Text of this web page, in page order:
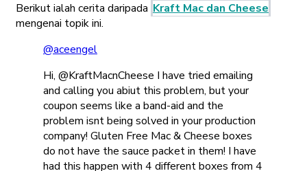
Berikut ialah cerita daripada Kraft Mac dan Cheese
mengenai topik ini.
@aceengel
Hi, @KraftMacnCheese I have tried emailing
and calling you abiut this problem, but your
coupon seems like a band-aid and the
problem isnt being solved in your production
company! Gluten Free Mac & Cheese boxes
do not have the sauce packet in them! I have
had this happen with 4 different boxes from 4